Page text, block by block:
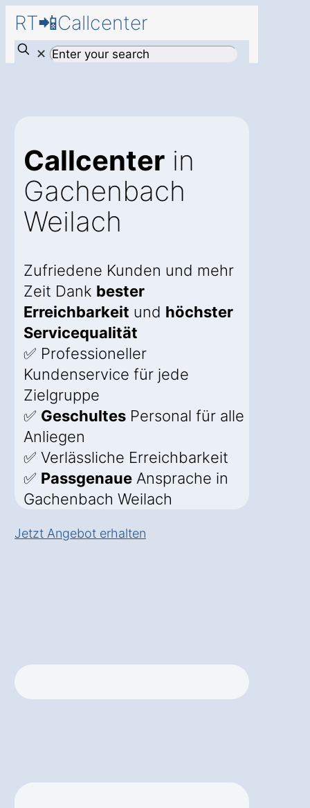
RT📲Callcenter
✕
Callcenter in
Gachenbach
Weilach
Zufriedene Kunden und mehr
Zeit Dank bester
Erreichbarkeit und höchster
Servicequalität
✅ Professioneller
Kundenservice für jede
Zielgruppe
✅ Geschultes Personal für alle
Anliegen
✅ Verlässliche Erreichbarkeit
✅ Passgenaue Ansprache in
Gachenbach Weilach
Jetzt Angebot erhalten